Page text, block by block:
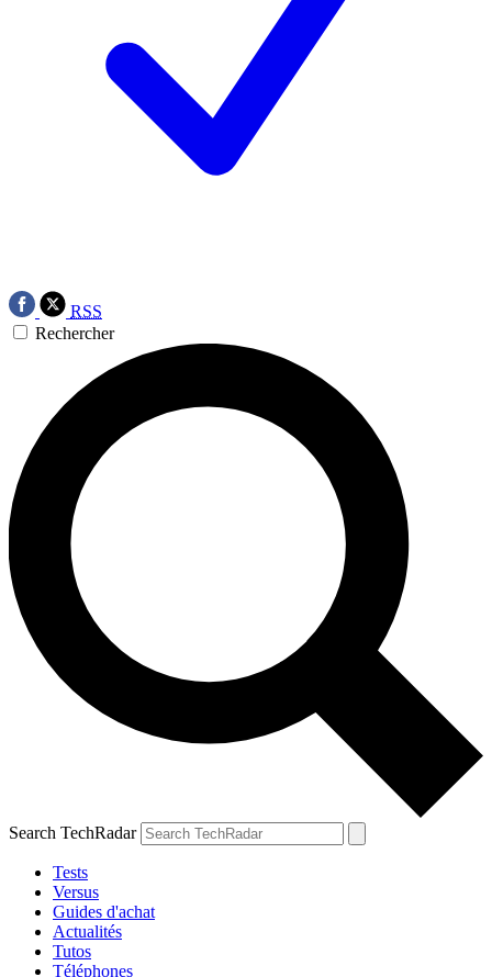
RSS
Rechercher
Search TechRadar
Tests
Versus
Guides d'achat
Actualités
Tutos
Téléphones